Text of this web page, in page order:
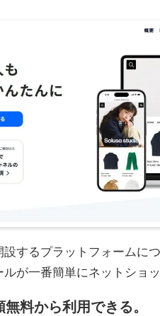
するプラットフォームに
ルが一番簡単にネットショ
料から利用できる。